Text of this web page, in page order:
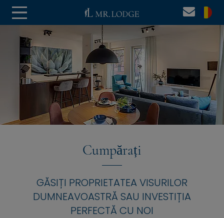
Cumpărați
GĂSIȚI PROPRIETATEA VISURILOR
DUMNEAVOASTRĂ SAU INVESTIȚIA
PERFECTĂ CU NOI